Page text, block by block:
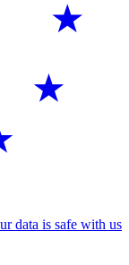
Your data is safe